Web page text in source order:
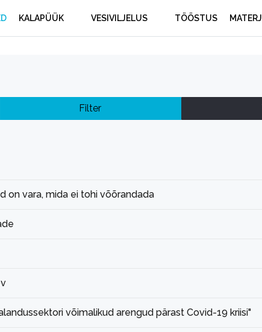
KALAPÜÜK VESIVILJELUS TÖÖSTUS
Filter
on vara, mida ei tohi võõrandada
võimalikud arengud pärast Covid-19 kriisi"